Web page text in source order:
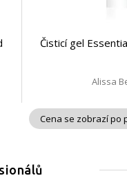
Čisticí gel
Alissa
Cena se zobrazí po